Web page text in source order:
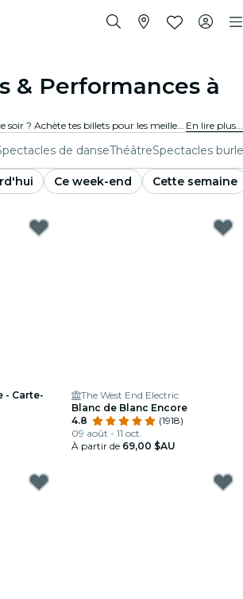
& Performances à
Tu ne sais pas quoi faire ce soir ? Achète tes billets pour les meilleurs spectacles en direct à Brisbane : théâtre, stand-up, comédies musicales, magie et bien plus. En lire plus...
de danseThéâtreSpectacles
Ce week-end
Cette semaine
- Carte-
The West End Electric
Blanc de Blanc Encore
4.8
(1918)
09 août - 11 oct.
À partir de 69,00 $AU